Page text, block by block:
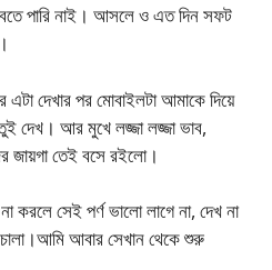
পারি নাই। আসলে ও এত দিন সফট
দেখার পর মোবাইলটা আমাকে দিয়ে
দেখ। আর মুখে লজ্জা লজ্জা ভাব,
জায়গা তেই বসে রইলো।
করলে সেই পর্ণ ভালো লাগে না, দেখ না
আবার সেখান থেকে শুরু